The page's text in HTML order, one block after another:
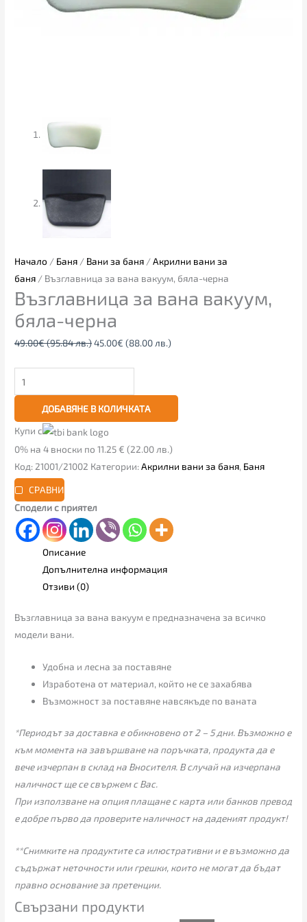
Начало / Баня / Вани за баня /Акрилни вани за
баня / Възглавница за вана вакуум, бяла-черна
Възглавница за вана вакуум,
бяла-черна
49.00€(95.84 лв.)45.00€ (88.00 лв.)
ДОБАВЯНЕ В КОЛИЧКАТА
Купи с
0% на 4 вноски по 11.25 € (22.00 лв.)
Код: 21001/21002 Категории:Акрилни вани за баня, Баня
СРАВНИ
Сподели с приятел
Описание
Допълнителна информация
Отзиви (0)
Възглавница за вана вакуум е предназначена за всичко
модели вани.
Удобна и лесна за поставяне
Изработена от материал, който не се захабява
Възможност за поставяне навсякъде по ваната
*Периодът за доставка е обикновено от 2 – 5 дни. Възможно е
към момента на завършване на поръчката, продукта да е
вече изчерпан в склад на Вносителя. В случай на изчерпана
наличност ще се свържем с Вас.
При използване на опция плащане с карта или банков превод
е добре първо да проверите наличност на даденият продукт!
**Снимките на продуктите са илюстративни и е възможно да
съдържат неточности или грешки, които не могат да бъдат
правно основание за претенции.
Свързани продукти